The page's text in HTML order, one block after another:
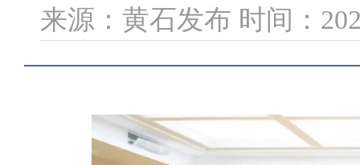
来源：黄石发布 时间：